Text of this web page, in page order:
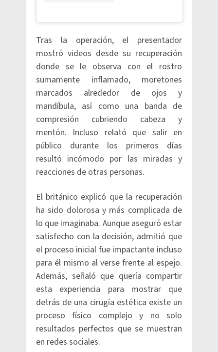
Tras la operación, el presentador
mostró videos desde su recuperación
donde se le observa con el rostro
sumamente inflamado, moretones
marcados alrededor de ojos y
mandíbula, así como una banda de
compresión cubriendo cabeza y
mentón. Incluso relató que salir en
público durante los primeros días
resultó incómodo por las miradas y
reacciones de otras personas.
El británico explicó que la recuperación
ha sido dolorosa y más complicada de
lo que imaginaba. Aunque aseguró estar
satisfecho con la decisión, admitió que
el proceso inicial fue impactante incluso
para él mismo al verse frente al espejo.
Además, señaló que quería compartir
esta experiencia para mostrar que
detrás de una cirugía estética existe un
proceso físico complejo y no solo
resultados perfectos que se muestran
en redes sociales.